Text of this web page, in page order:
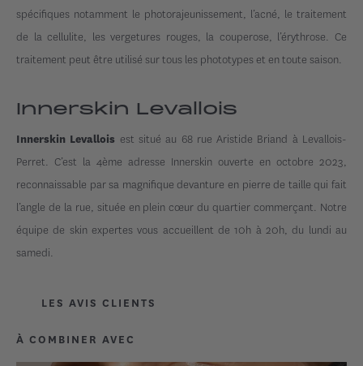
spécifiques notamment le photorajeunissement, l’acné, le traitement
de la cellulite, les vergetures rouges, la couperose, l’érythrose. Ce
traitement peut être utilisé sur tous les phototypes et en toute saison.
Innerskin Levallois
Innerskin Levallois est situé au 68 rue Aristide Briand à Levallois-
Perret. C’est la 4ème adresse Innerskin ouverte en octobre 2023,
reconnaissable par sa magnifique devanture en pierre de taille qui fait
l’angle de la rue, située en plein cœur du quartier commerçant. Notre
équipe de skin expertes vous accueillent de 10h à 20h, du lundi au
samedi.
LES AVIS CLIENTS
À COMBINER AVEC